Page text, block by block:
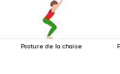
Posture de la chaise